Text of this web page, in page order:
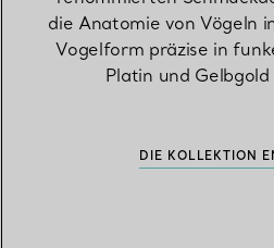
die Anatomie von Vögeln
Vogelform präzise in
Platin und
DIE KOLLEKTION